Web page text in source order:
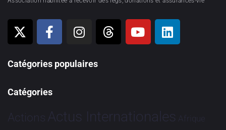
Catégories populaires
Catégories
Actions Actus Internationales Afrique